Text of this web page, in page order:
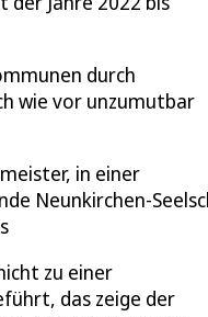
durch
wie vor unzumutbar
in einer
Neunkirchen-
zu einer
das zeige der